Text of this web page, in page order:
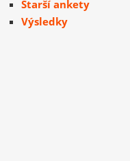
Starší ankety
Výsledky